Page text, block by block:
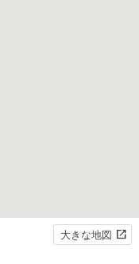
大きな地図